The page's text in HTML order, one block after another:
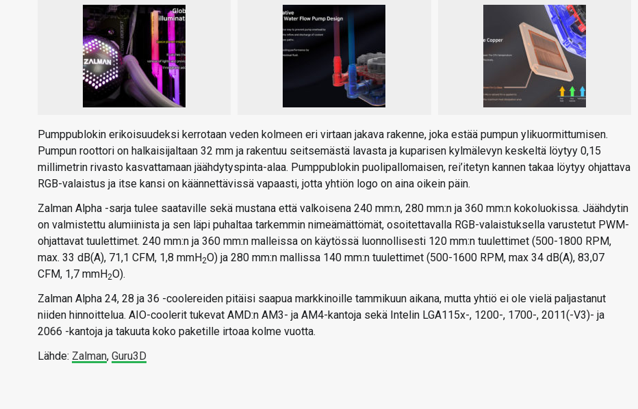
Pumppublokin erikoisuudeksi kerrotaan veden kolmeen eri virtaan jakava rakenne, joka estää pumpun ylikuormittumisen.
Pumpun roottori on halkaisijaltaan 32 mm ja rakentuu seitsemästä lavasta ja kuparisen kylmälevyn keskeltä löytyy 0,15
millimetrin rivasto kasvattamaan jäähdytyspinta-alaa. Pumppublokin puolipallomaisen, rei’itetyn kannen takaa löytyy ohjattava
RGB-valaistus ja itse kansi on käännettävissä vapaasti, jotta yhtiön logo on aina oikein päin.
Zalman Alpha -sarja tulee saataville sekä mustana että valkoisena 240 mm:n, 280 mm:n ja 360 mm:n kokoluokissa. Jäähdytin
on valmistettu alumiinista ja sen läpi puhaltaa tarkemmin nimeämättömät, osoitettavalla RGB-valaistuksella varustetut PWM-
ohjattavat tuulettimet. 240 mm:n ja 360 mm:n malleissa on käytössä luonnollisesti 120 mm:n tuulettimet (500-1800 RPM,
max. 33 dB(A), 71,1 CFM, 1,8 mmH2O) ja 280 mm:n mallissa 140 mm:n tuulettimet (500-1600 RPM, max 34 dB(A), 83,07
CFM, 1,7 mmH2O).
Zalman Alpha 24, 28 ja 36 -coolereiden pitäisi saapua markkinoille tammikuun aikana, mutta yhtiö ei ole vielä paljastanut
niiden hinnoittelua. AIO-coolerit tukevat AMD:n AM3- ja AM4-kantoja sekä Intelin LGA115x-, 1200-, 1700-, 2011(-V3)- ja
2066 -kantoja ja takuuta koko paketille irtoaa kolme vuotta.
Lähde: Zalman, Guru3D